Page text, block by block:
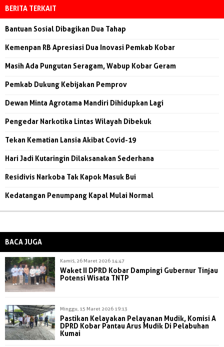
BERITA TERKAIT
Bantuan Sosial Dibagikan Dua Tahap
Kemenpan RB Apresiasi Dua Inovasi Pemkab Kobar
Masih Ada Pungutan Seragam, Wabup Kobar Geram
Pemkab Dukung Kebijakan Pemprov
Dewan Minta Agrotama Mandiri Dihidupkan Lagi
Pengedar Narkotika Lintas Wilayah Dibekuk
Tekan Kematian Lansia Akibat Covid-19
Hari Jadi Kutaringin Dilaksanakan Sederhana
Residivis Narkoba Tak Kapok Masuk Bui
Kedatangan Penumpang Kapal Mulai Normal
BACA JUGA
Kamis, 26 Maret 2026 14:47
Waket II DPRD Kobar Dampingi Gubernur Tinjau
Potensi Wisata TNTP
Minggu, 15 Maret 2026 19:13
Pastikan Kelayakan Pelayanan Mudik, Komisi A
DPRD Kobar Pantau Arus Mudik Di Pelabuhan
Kumai